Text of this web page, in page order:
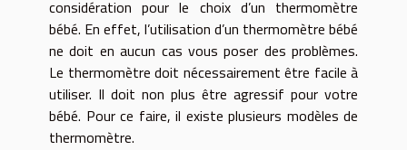
considération pour le choix d’un thermomètre
bébé. En effet, l’utilisation d’un thermomètre bébé
ne doit en aucun cas vous poser des problèmes.
Le thermomètre doit nécessairement être facile à
utiliser. Il doit non plus être agressif pour votre
bébé. Pour ce faire, il existe plusieurs modèles de
thermomètre.